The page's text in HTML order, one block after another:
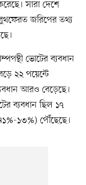
সারা দেশে
বুথফেরত জরিপের তথ্য
ভোটের ব্যবধান
২২ পয়েন্টে
আরও বেড়েছে।
ব্যবধান ছিল ১৭
১৩%) পৌঁছেছে।